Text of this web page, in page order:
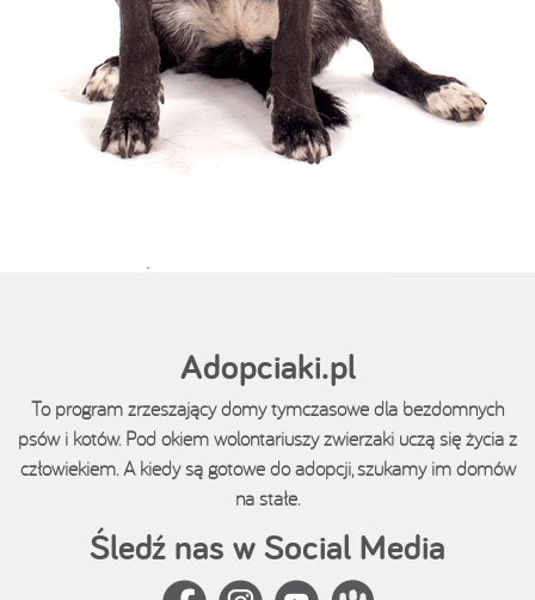
Adopciaki.pl
To program zrzeszający domy tymczasowe dla bezdomnych
psów i kotów. Pod okiem wolontariuszy zwierzaki uczą się życia z
człowiekiem. A kiedy są gotowe do adopcji, szukamy im domów
na stałe.
Śledź nas w Social Media